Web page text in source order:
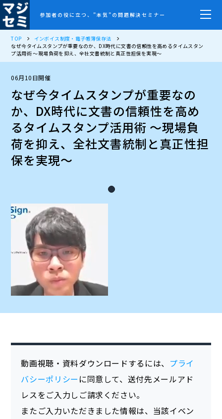
参加者の役に立つ、”本気”の問題解決セミナー
TOP
インボイス制度・電子帳簿保存法
なぜ今タイムスタンプが重要なのか、DX時代に文書の信頼性を高めるタイムスタン
プ活用術 ～現場負荷を抑え、全社文書統制と真正性担保を実現～
06月10日開催
なぜ今タイムスタンプが重要なの
か、DX時代に文書の信頼性を高め
るタイムスタンプ活用術 ～現場負
荷を抑え、全社文書統制と真正性担
保を実現～
動画視聴・資料ダウンロードするには、 プライ
バシーポリシー に同意して、送付先メールアド
レスをご入力しご請求ください。
またご入力いただきました情報は、当該イベン